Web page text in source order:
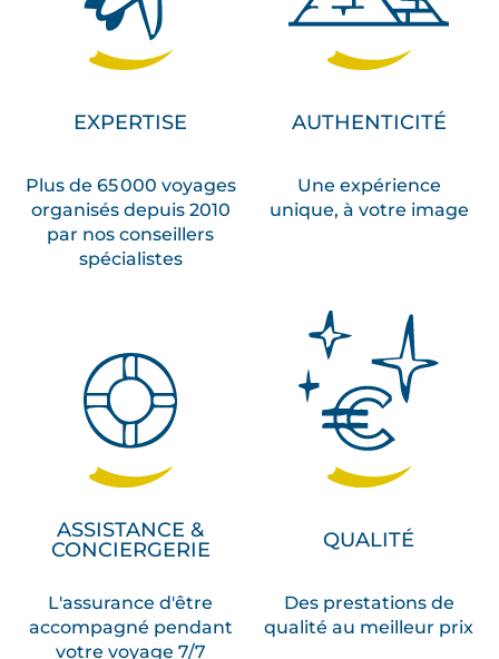
EXPERTISE
Plus de 65 000 voyages
organisés depuis 2010
par nos conseillers
spécialistes
AUTHENTICITÉ
Une expérience
unique, à votre image
ASSISTANCE &
CONCIERGERIE
L'assurance d'être
accompagné pendant
votre voyage 7/7
QUALITÉ
Des prestations de
qualité au meilleur prix